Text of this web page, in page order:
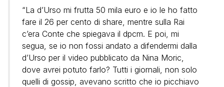
“La d’Urso mi frutta 50 mila euro e io le ho fatto
fare il 26 per cento di share, mentre sulla Rai
c’era Conte che spiegava il dpcm. E poi, mi
segua, se io non fossi andato a difendermi dalla
d’Urso per il video pubblicato da Nina Moric,
dove avrei potuto farlo? Tutti i giornali, non solo
quelli di gossip, avevano scritto che io picchiavo